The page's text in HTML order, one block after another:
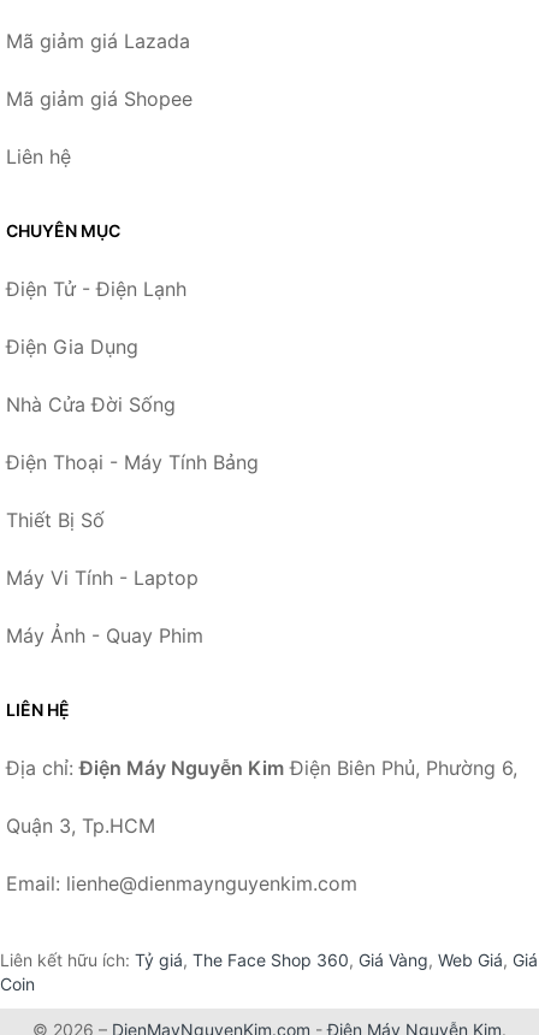
Mã giảm giá Lazada
Mã giảm giá Shopee
Liên hệ
CHUYÊN MỤC
Điện Tử - Điện Lạnh
Điện Gia Dụng
Nhà Cửa Đời Sống
Điện Thoại - Máy Tính Bảng
Thiết Bị Số
Máy Vi Tính - Laptop
Máy Ảnh - Quay Phim
LIÊN HỆ
Địa chỉ:Điện Máy Nguyễn Kim Điện Biên Phủ, Phường 6,
Quận 3, Tp.HCM
Email: lienhe@dienmaynguyenkim.com
Liên kết hữu ích: Tỷ giá, The Face Shop 360, Giá Vàng, Web Giá, Giá
Coin
© 2026 – DienMayNguyenKim.com -Điện Máy Nguyễn Kim.